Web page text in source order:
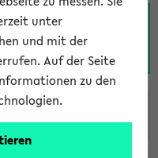
M N O
Y
Z
unter
und mit der
Auf der Seite
zu den